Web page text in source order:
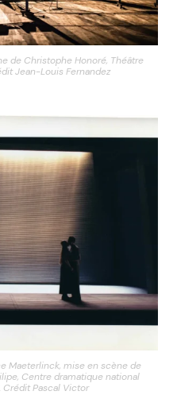
de Christophe Honoré, Théâtre
Jean-Louis Fernandez
Maeterlinck, mise en scène de
Centre dramatique national
Crédit Pascal Victor